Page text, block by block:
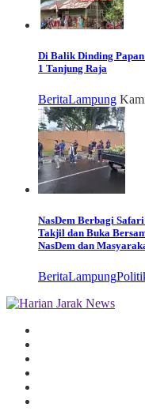
Di Balik Dinding
1 Tanjung Raja
BeritaLampung
NasDem Berbagi Safari
Takjil dan Buka
NasDem dan
BeritaLampung